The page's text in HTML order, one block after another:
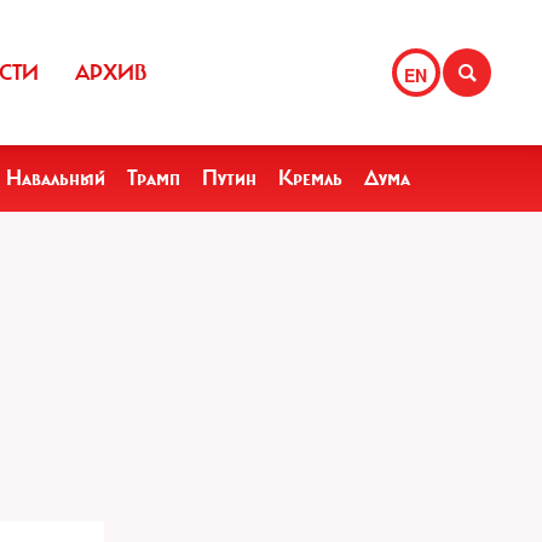
EN
АРХИВ
Навальный Трамп Путин Кремль Дума